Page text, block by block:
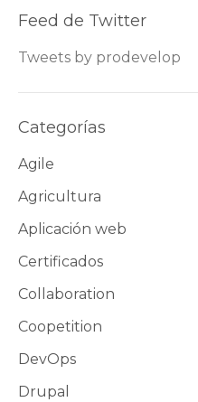
Feed de Twitter
Tweets by prodevelop
Categorías
Agile
Agricultura
Aplicación web
Certificados
Collaboration
Coopetition
DevOps
Drupal